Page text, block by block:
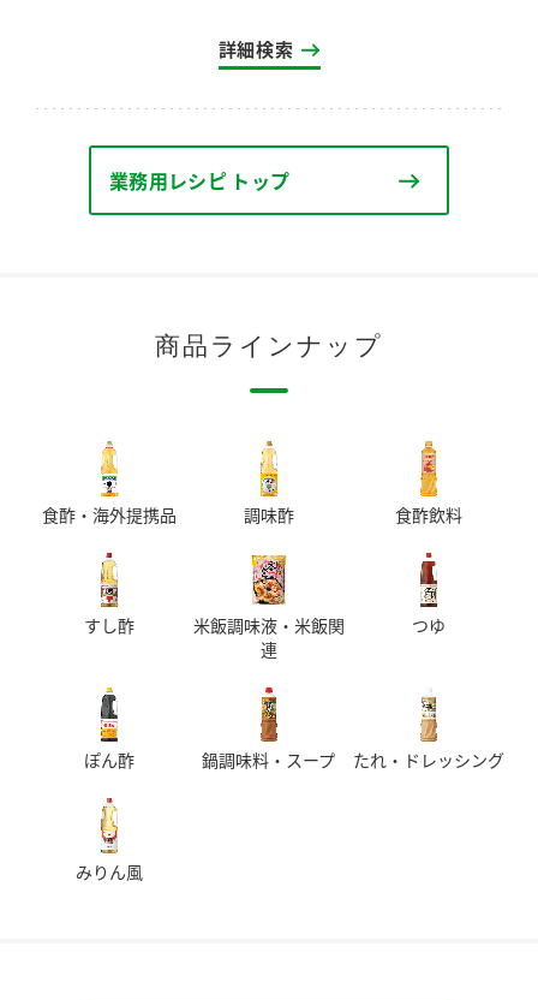
詳細検索
業務用レシピ トップ
商品ラインナップ
食酢・海外提携品 調味酢 食酢飲料
すし酢
米飯調味液・米飯関
連
つゆ
ぽん酢 鍋調味料・スープ たれ・ドレッシング
みりん風